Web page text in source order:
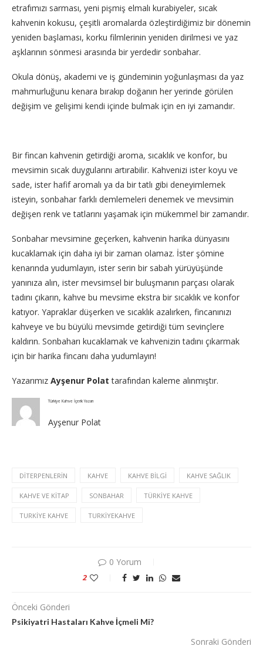
etrafımızı sarması, yeni pişmiş elmalı kurabiyeler, sıcak
kahvenin kokusu, çeşitli aromalarda özleştirdiğimiz bir dönemin
yeniden başlaması, korku filmlerinin yeniden dirilmesi ve yaz
aşklarının sönmesi arasında bir yerdedir sonbahar.
Okula dönüş, akademi ve iş gündeminin yoğunlaşması da yaz
mahmurluğunu kenara bırakıp doğanın her yerinde görülen
değişim ve gelişimi kendi içinde bulmak için en iyi zamandır.
Bir fincan kahvenin getirdiği aroma, sıcaklık ve konfor, bu
mevsimin sıcak duygularını artırabilir. Kahvenizi ister koyu ve
sade, ister hafif aromalı ya da bir tatlı gibi deneyimlemek
isteyin, sonbahar farklı demlemeleri denemek ve mevsimin
değişen renk ve tatlarını yaşamak için mükemmel bir zamandır.
Sonbahar mevsimine geçerken, kahvenin harika dünyasını
kucaklamak için daha iyi bir zaman olamaz. İster şömine
kenarında yudumlayın, ister serin bir sabah yürüyüşünde
yanınıza alın, ister mevsimsel bir buluşmanın parçası olarak
tadını çıkarın, kahve bu mevsime ekstra bir sıcaklık ve konfor
katıyor. Yapraklar düşerken ve sıcaklık azalırken, fincanınızı
kahveye ve bu büyülü mevsimde getirdiği tüm sevinçlere
kaldırın. Sonbaharı kucaklamak ve kahvenizin tadını çıkarmak
için bir harika fincanı daha yudumlayın!
Yazarımız Ayşenur Polat tarafından kaleme alınmıştır.
Türkiye Kahve İçerik Yazarı
Ayşenur Polat
DITERPENLERIN KAHVE KAHVE BILGI KAHVE SAĞLIK
KAHVE VE KITAP SONBAHAR TÜRKIYE KAHVE
TURKIYE KAHVE TURKIYEKAHVE
0 Yorum
2
Önceki Gönderi
Psikiyatri Hastaları Kahve İçmeli Mi?
Sonraki Gönderi